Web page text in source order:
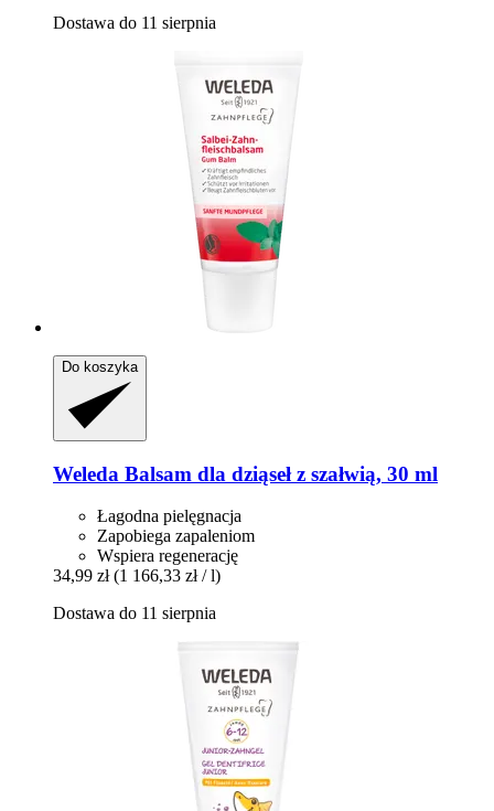
Dostawa do 11 sierpnia
Do koszyka
Weleda Balsam dla dziąseł z szałwią, 30 ml
Łagodna pielęgnacja
Zapobiega zapaleniom
Wspiera regenerację
34,99 zł (1 166,33 zł / l)
Dostawa do 11 sierpnia